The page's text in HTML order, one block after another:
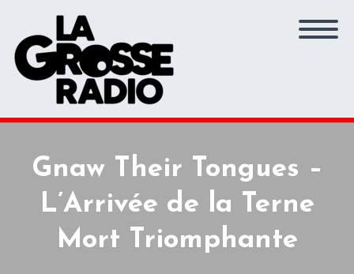
Gnaw Their Tongues –
L’Arrivée de la Terne
Mort Triomphante